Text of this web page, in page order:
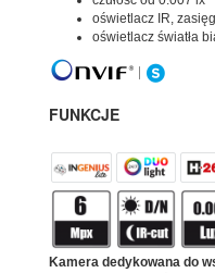
oświetlacz IR,
oświetlacz światła
FUNKCJE
Kamera dedykowana do